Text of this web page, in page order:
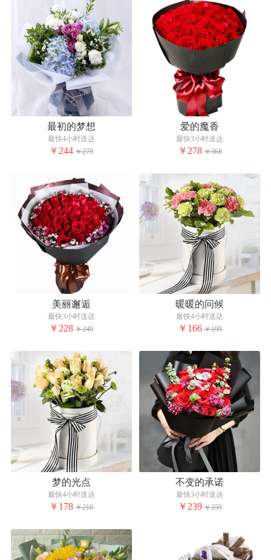
最初的梦想
最快4小时送达
￥244 ￥279
爱的魔香
最快3小时送达
￥278 ￥368
美丽邂逅
最快3小时送达
￥228 ￥249
暖暖的问候
最快4小时送达
￥166 ￥199
梦的光点
最快4小时送达
￥178 ￥210
不变的承诺
最快3小时送达
￥239 ￥259